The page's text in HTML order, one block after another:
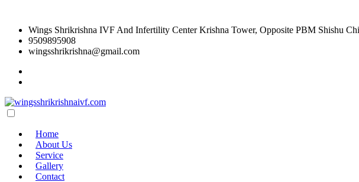
Wings Shrikrishna IVF And Infertility Center Krishna Tower, Opposite PBM Shishu
9509895908
wingsshrikrishna@gmail.com
Home
About Us
Service
Gallery
Contact